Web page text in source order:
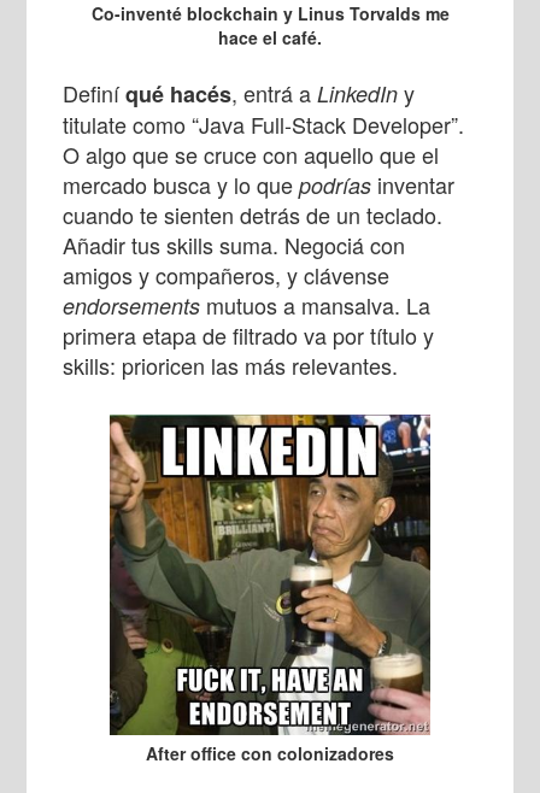
Co-inventé blockchain y Linus Torvalds me
hace el café.
Definíqué hacés, entrá aLinkedIn y
titulate como “Java Full-Stack Developer”.
O algo que se cruce con aquello que el
mercado busca y lo quepodrías inventar
cuando te sienten detrás de un teclado.
Añadir tus skills suma. Negociá con
amigos y compañeros, y clávense
endorsements mutuos a mansalva. La
primera etapa de filtrado va por título y
skills: prioricen las más relevantes.
After office con colonizadores